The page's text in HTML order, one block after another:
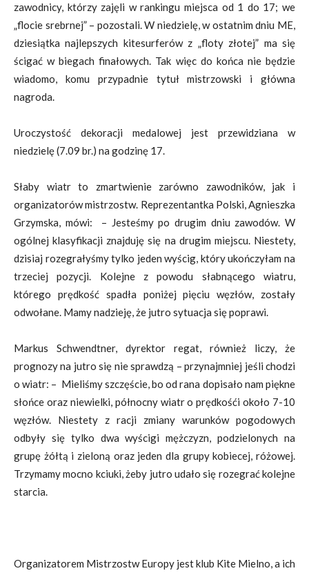
zawodnicy, którzy zajęli w rankingu miejsca od 1 do 17; we
„flocie srebrnej” – pozostali. W niedzielę, w ostatnim dniu ME,
dziesiątka najlepszych kitesurferów z „floty złotej” ma się
ścigać w biegach finałowych. Tak więc do końca nie będzie
wiadomo, komu przypadnie tytuł mistrzowski i główna
nagroda.
Uroczystość dekoracji medalowej jest przewidziana w
niedzielę (7.09 br.) na godzinę 17.
Słaby wiatr to zmartwienie zarówno zawodników, jak i
organizatorów mistrzostw. Reprezentantka Polski, Agnieszka
Grzymska, mówi: – Jesteśmy po drugim dniu zawodów. W
ogólnej klasyfikacji znajduję się na drugim miejscu. Niestety,
dzisiaj rozegrałyśmy tylko jeden wyścig, który ukończyłam na
trzeciej pozycji. Kolejne z powodu słabnącego wiatru,
którego prędkość spadła poniżej pięciu węzłów, zostały
odwołane. Mamy nadzieję, że jutro sytuacja się poprawi.
Markus Schwendtner, dyrektor regat, również liczy, że
prognozy na jutro się nie sprawdzą – przynajmniej jeśli chodzi
o wiatr: – Mieliśmy szczęście, bo od rana dopisało nam piękne
słońce oraz niewielki, północny wiatr o prędkośći około 7-10
węzłów. Niestety z racji zmiany warunków pogodowych
odbyły się tylko dwa wyścigi mężczyzn, podzielonych na
grupę żółtą i zieloną oraz jeden dla grupy kobiecej, różowej.
Trzymamy mocno kciuki, żeby jutro udało się rozegrać kolejne
starcia.
Organizatorem Mistrzostw Europy jest klub Kite Mielno, a ich